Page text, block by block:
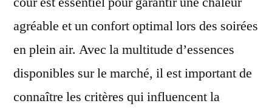
agréable et un confort optimal lors des soirées
en plein air. Avec la multitude d’essences
disponibles sur le marché, il est important de
connaître les critères qui influencent la